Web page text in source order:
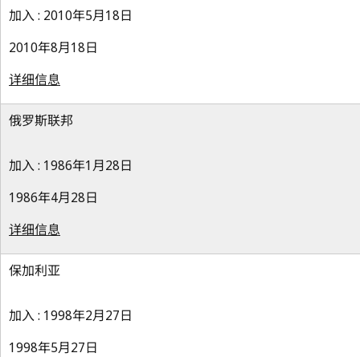
加入 : 2010年5月18日
2010年8月18日
详细信息
俄罗斯联邦
加入 : 1986年1月28日
1986年4月28日
详细信息
保加利亚
加入 : 1998年2月27日
1998年5月27日